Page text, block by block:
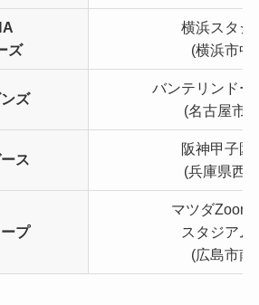
ズ
横浜スタジ
(横浜市中
ズ
バンテリンドー
(名古屋市
ス
阪神甲子園
(兵庫県西
プ
マツダ
スタジアム
(広島市南